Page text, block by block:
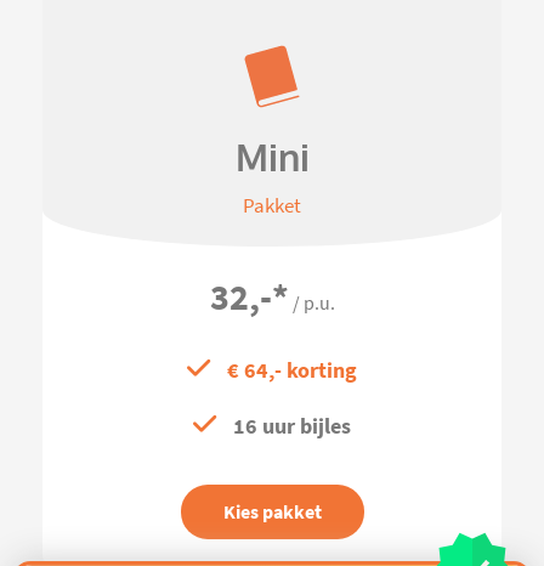
Mini
Pakket
32,-* / p.u.
€ 64,- korting
16 uur bijles
Kies pakket